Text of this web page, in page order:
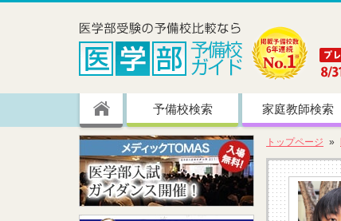
予備校検索 家庭教師検索
トップページ